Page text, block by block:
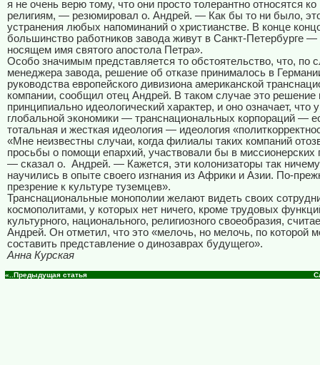
я не очень верю тому, что они просто толерантно относятся
религиям, — резюмировал о. Андрей. — Как бы то ни было,
устранения любых напоминаний о христианстве. В конце
большинство работников завода живут в Санкт-Петербурге —
носящем имя святого апостола Петра».
Особо значимым представляется то обстоятельство, что, по
менеджера завода, решение об отказе принималось в
руководства европейского дивизиона американской
компании, сообщил отец Андрей. В таком случае это решение
принципиально идеологический характер, и оно означает, что
глобальной экономики — транснациональных корпораций —
тотальная и жесткая идеология — идеология
«Мне неизвестны случаи, когда филиалы таких компаний
просьбы о помощи епархий, участвовали бы в миссионерских
— сказал о. Андрей. — Кажется, эти колонизаторы так
научились в опыте своего изгнания из Африки и Азии. По-
презрение к культуре туземцев».
Транснациональные монополии желают видеть своих
космополитами, у которых нет ничего, кроме трудовых
культурного, национального, религиозного своеобразия,
Андрей. Он отметил, что это «мелочь, но мелочь, по которой
составить представление о динозаврах будущего».
Анна Курская
«..Предыдущая статья